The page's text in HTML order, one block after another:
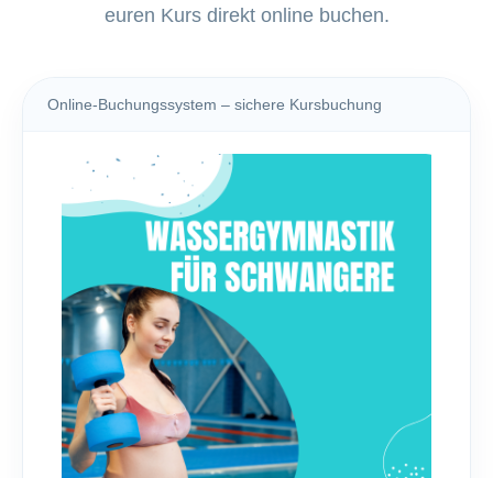
euren Kurs direkt online buchen.
Online-Buchungssystem – sichere Kursbuchung